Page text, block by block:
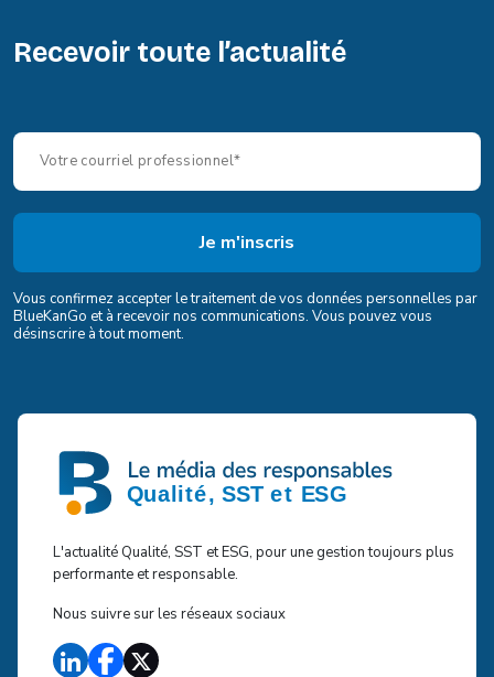
Recevoir toute l’actualité
Vous confirmez accepter le traitement de vos données personnelles par
BlueKanGo et à recevoir nos communications. Vous pouvez vous
désinscrire à tout moment.
L'actualité Qualité, SST et ESG, pour une gestion toujours plus
performante et responsable.
Nous suivre sur les réseaux sociaux